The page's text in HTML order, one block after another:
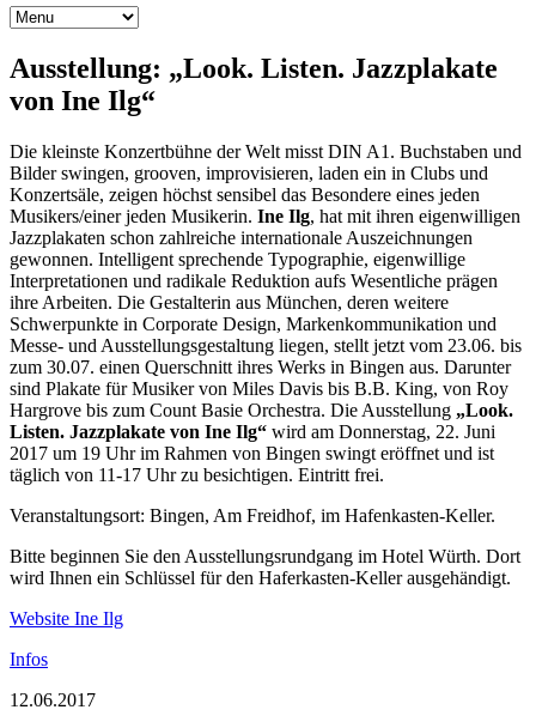
Ausstellung: „Look. Listen. Jazzplakate
von Ine Ilg“
Die kleinste Konzertbühne der Welt misst DIN A1. Buchstaben und
Bilder swingen, grooven, improvisieren, laden ein in Clubs und
Konzertsäle, zeigen höchst sensibel das Besondere eines jeden
Musikers/einer jeden Musikerin. Ine Ilg, hat mit ihren eigenwilligen
Jazzplakaten schon zahlreiche internationale Auszeichnungen
gewonnen. Intelligent sprechende Typographie, eigenwillige
Interpretationen und radikale Reduktion aufs Wesentliche prägen
ihre Arbeiten. Die Gestalterin aus München, deren weitere
Schwerpunkte in Corporate Design, Markenkommunikation und
Messe- und Ausstellungsgestaltung liegen, stellt jetzt vom 23.06. bis
zum 30.07. einen Querschnitt ihres Werks in Bingen aus. Darunter
sind Plakate für Musiker von Miles Davis bis B.B. King, von Roy
Hargrove bis zum Count Basie Orchestra. Die Ausstellung „Look.
Listen. Jazzplakate von Ine Ilg“ wird am Donnerstag, 22. Juni
2017 um 19 Uhr im Rahmen von Bingen swingt eröffnet und ist
täglich von 11-17 Uhr zu besichtigen. Eintritt frei.
Veranstaltungsort: Bingen, Am Freidhof, im Hafenkasten-Keller.
Bitte beginnen Sie den Ausstellungsrundgang im Hotel Würth. Dort
wird Ihnen ein Schlüssel für den Haferkasten-Keller ausgehändigt.
Website Ine Ilg
Infos
12.06.2017